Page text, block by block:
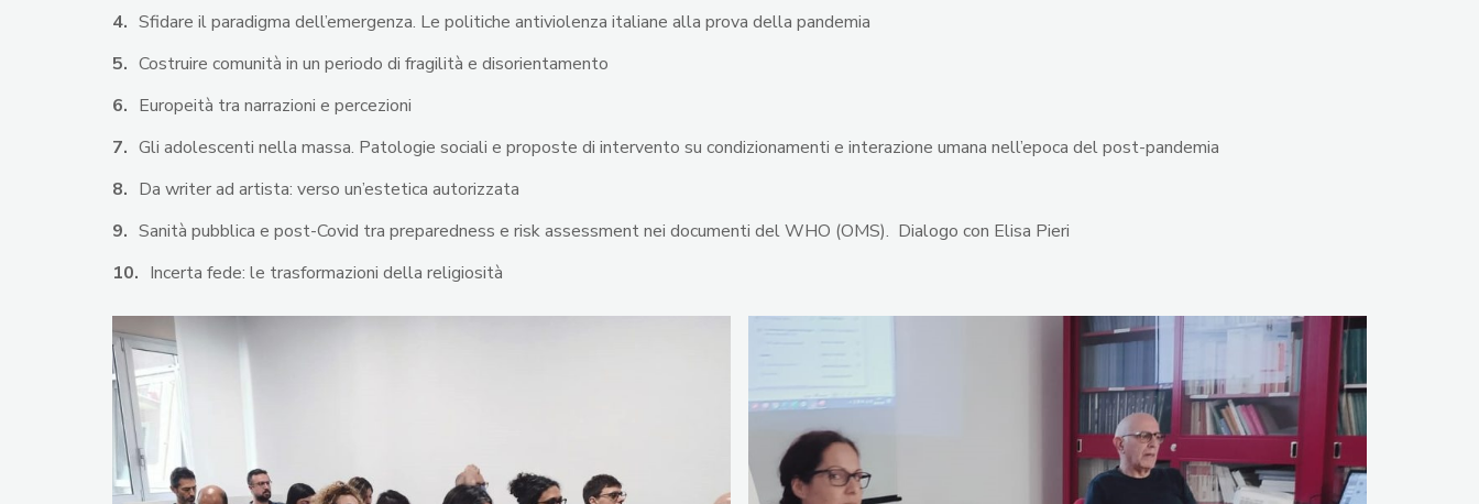
Sfidare il paradigma dell’emergenza. Le politiche antiviolenza italiane alla prova della pandemia
Costruire comunità in un periodo di fragilità e disorientamento
Europeità tra narrazioni e percezioni
Gli adolescenti nella massa. Patologie sociali e proposte di intervento su condizionamenti e interazione umana nell’epoca del post-pandemia
Da writer ad artista: verso un’estetica autorizzata
Sanità pubblica e post-Covid tra preparedness e risk assessment nei documenti del WHO (OMS). Dialogo con Elisa Pieri
Incerta fede: le trasformazioni della religiosità